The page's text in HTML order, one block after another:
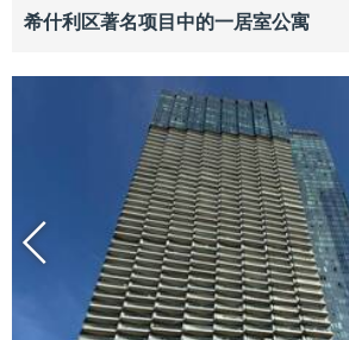
希什利区著名项目中的一居室公寓